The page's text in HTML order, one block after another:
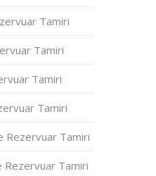
Tamiri
Tamiri
Tamiri
Tamiri
Rezervuar Tamiri
Tamiri